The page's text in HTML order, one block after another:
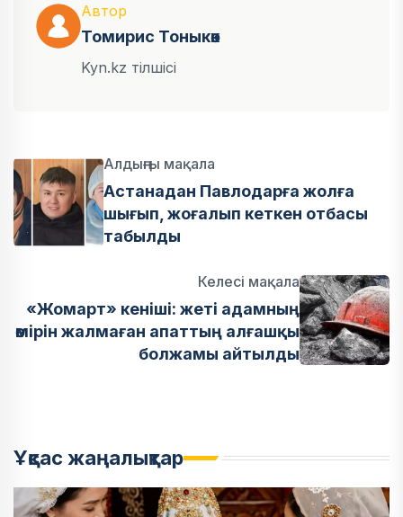
Автор
Томирис Тоныкөк
Kyn.kz тілшісі
Алдыңғы мақала
Астанадан Павлодарға жолға
шығып, жоғалып кеткен отбасы
табылды
Келесі мақала
«Жомарт» кеніші: жеті адамның
өмірін жалмаған апаттың алғашқы
болжамы айтылды
Ұқсас жаңалықтар